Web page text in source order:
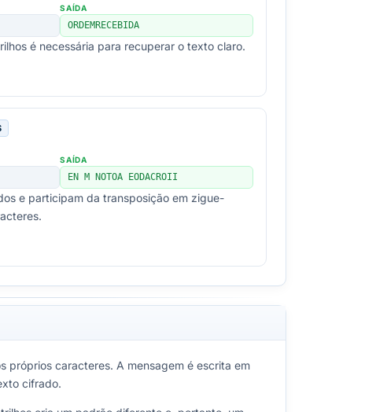
SAÍDA
ORDEMRECEBIDA
é necessária para recuperar o texto claro.
SAÍDA
EN M NOTOA EODACROII
e participam da transposição em zigue-
próprios caracteres. A mensagem é escrita em
cifrado.